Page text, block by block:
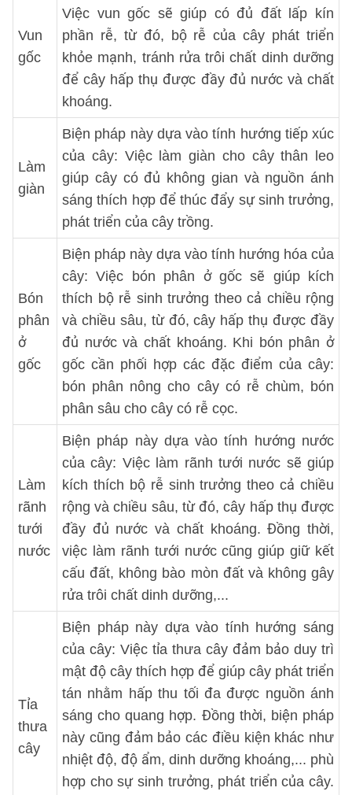
Vun
gốc
Việc vun gốc sẽ giúp có đủ đất lấp kín
phần rễ, từ đó, bộ rễ của cây phát triển
khỏe mạnh, tránh rửa trôi chất dinh dưỡng
để cây hấp thụ được đầy đủ nước và chất
khoáng.
Làm
giàn
Biện pháp này dựa vào tính hướng tiếp xúc
của cây: Việc làm giàn cho cây thân leo
giúp cây có đủ không gian và nguồn ánh
sáng thích hợp để thúc đẩy sự sinh trưởng,
phát triển của cây trồng.
Bón
phân
ở
gốc
Biện pháp này dựa vào tính hướng hóa của
cây: Việc bón phân ở gốc sẽ giúp kích
thích bộ rễ sinh trưởng theo cả chiều rộng
và chiều sâu, từ đó, cây hấp thụ được đầy
đủ nước và chất khoáng. Khi bón phân ở
gốc cần phối hợp các đặc điểm của cây:
bón phân nông cho cây có rễ chùm, bón
phân sâu cho cây có rễ cọc.
Làm
rãnh
tưới
nước
Biện pháp này dựa vào tính hướng nước
của cây: Việc làm rãnh tưới nước sẽ giúp
kích thích bộ rễ sinh trưởng theo cả chiều
rộng và chiều sâu, từ đó, cây hấp thụ được
đầy đủ nước và chất khoáng. Đồng thời,
việc làm rãnh tưới nước cũng giúp giữ kết
cấu đất, không bào mòn đất và không gây
rửa trôi chất dinh dưỡng,...
Tỉa
thưa
cây
Biện pháp này dựa vào tính hướng sáng
của cây: Việc tỉa thưa cây đảm bảo duy trì
mật độ cây thích hợp để giúp cây phát triển
tán nhằm hấp thu tối đa được nguồn ánh
sáng cho quang hợp. Đồng thời, biện pháp
này cũng đảm bảo các điều kiện khác như
nhiệt độ, độ ẩm, dinh dưỡng khoáng,... phù
hợp cho sự sinh trưởng, phát triển của cây.